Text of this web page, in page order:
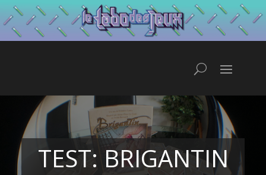
TEST: BRIGANTIN